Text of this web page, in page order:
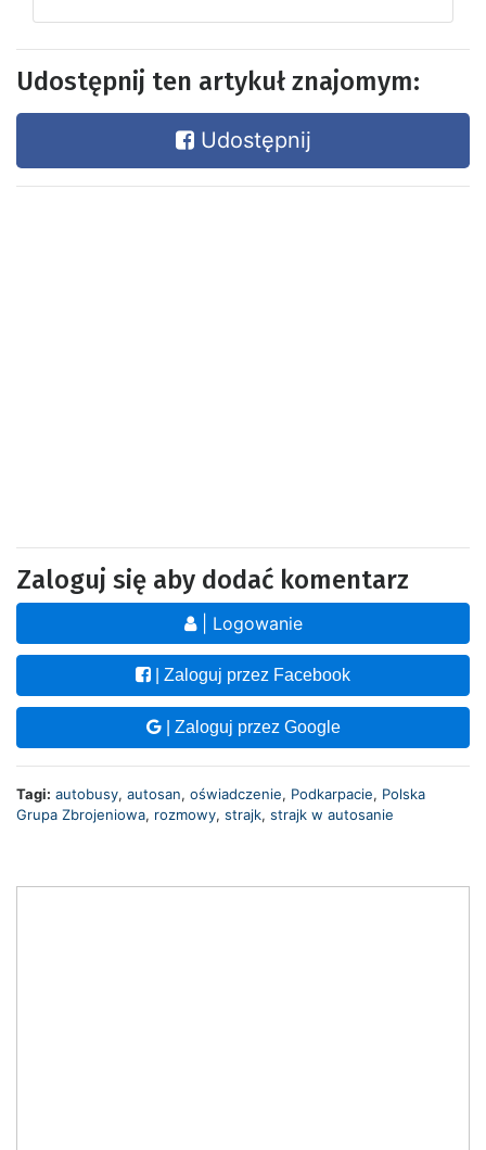
Udostępnij ten artykuł znajomym:
Udostępnij
Zaloguj się aby dodać komentarz
| Logowanie
| Zaloguj przez Facebook
| Zaloguj przez Google
Tagi: autobusy, autosan, oświadczenie, Podkarpacie, Polska
Grupa Zbrojeniowa, rozmowy, strajk, strajk w autosanie